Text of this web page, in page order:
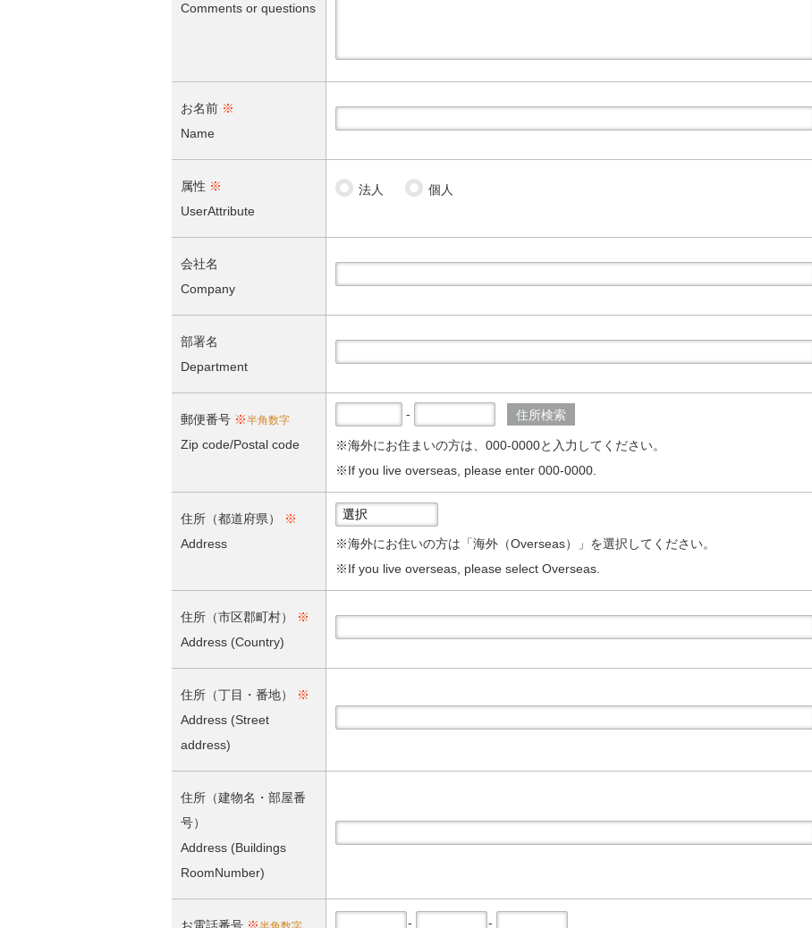
Comments or questions
お名前 ※
Name
属性 ※
UserAttribute
法人 個人
会社名
Company
部署名
Department
郵便番号 ※半角数字
Zip code/Postal code
- 住所検索
※海外にお住まいの方は、000-0000と入力してください。
※If you live overseas, please enter 000-0000.
住所（都道府県）
※
Address
※海外にお住いの方は「海外（Overseas）」を選択してください。
※If you live overseas, please select Overseas.
住所（市区郡町村）
※
Address (Country)
住所（丁目・番地）
※
Address (Street
address)
住所（建物名・部屋番
号）
Address (Buildings
RoomNumber)
- -